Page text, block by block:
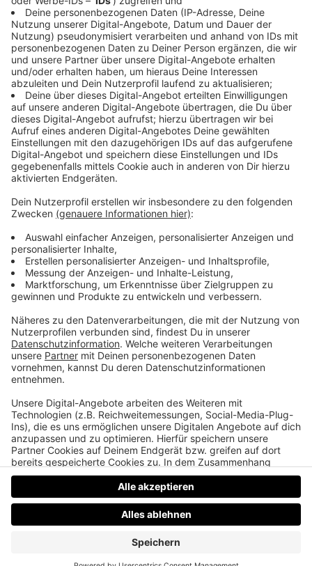
Film: Die Unschärferelation der Liebe
Ab heute neu auf Netflix eine romantische Komödie
aus Deutschland. Der Film basiert auf einem
Theaterstück. Daher stehen in dieser
Romantikkomödie besonders die witzigen Dialoge
im Mittelpunkt.
DatenschutzImpressumAGBsJobsKontaktWerben